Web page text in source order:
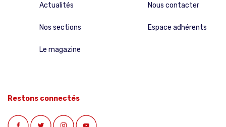
Actualités
Nos sections
Le magazine
Nous contacter
Espace adhérents
Restons connectés